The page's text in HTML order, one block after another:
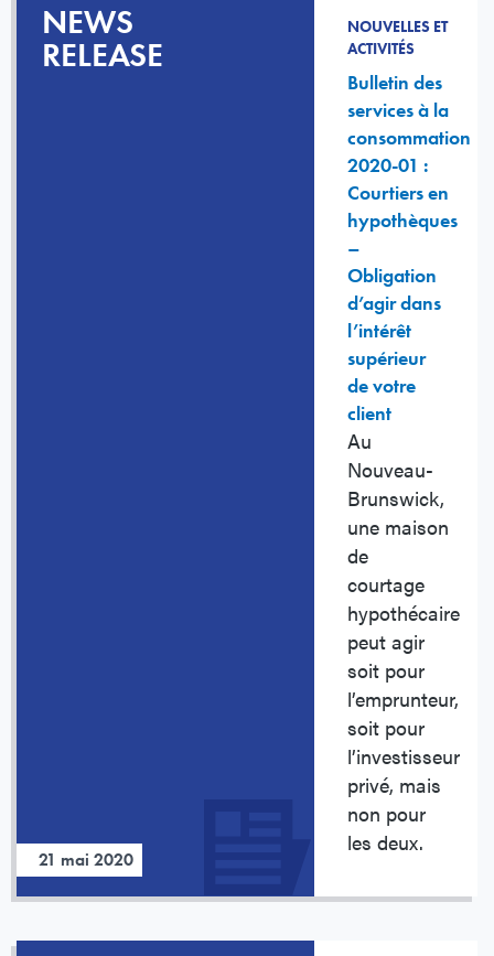
NEWS
RELEASE
21 mai 2020
NOUVELLES ET
ACTIVITÉS
Bulletin des
services à la
consommation
2020-01 :
Courtiers en
hypothèques
–
Obligation
d’agir dans
l’intérêt
supérieur
de votre
client
Au
Nouveau-
Brunswick,
une maison
de
courtage
hypothécaire
peut agir
soit pour
l’emprunteur,
soit pour
l’investisseur
privé, mais
non pour
les deux.